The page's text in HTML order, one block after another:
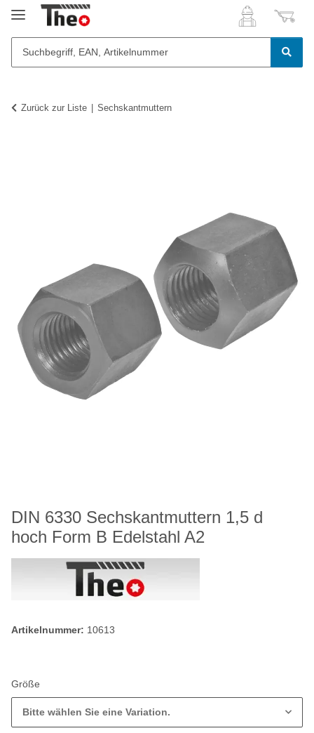
Zurück zur Liste Sechskantmuttern
DIN 6330 Sechskantmuttern 1,5 d
hoch Form B Edelstahl A2
Artikelnummer: 10613
Größe
Bitte wählen Sie eine Variation.